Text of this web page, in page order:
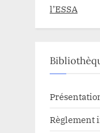
l’ESSA
Règlement